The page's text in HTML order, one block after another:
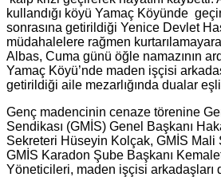
kullandığı köyü Yamaç Köyünde
sonrasına getirildiği Yenice Devlet
müdahalelere rağmen
Albas, Cuma günü öğle namazının
Yamaç Köyü’nde maden işçisi
getirildiği aile mezarlığında dualar
Genç madencinin cenaze törenine
Sendikası (GMİS) Genel Başkanı
Sekreteri Hüseyin Kolçak, GMİS Mali
GMİS Karadon Şube Başkanı
Yöneticileri, maden işçisi arkadaşları